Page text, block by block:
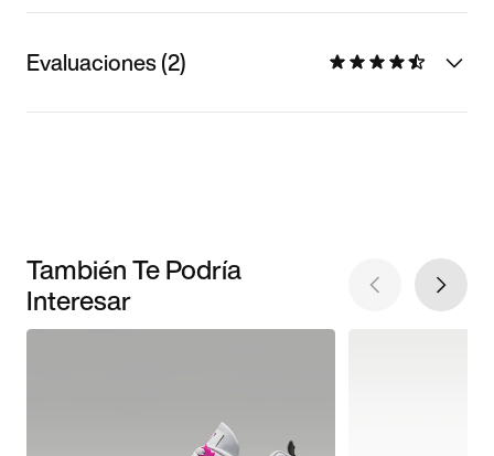
Evaluaciones (2)
También Te Podría
Interesar